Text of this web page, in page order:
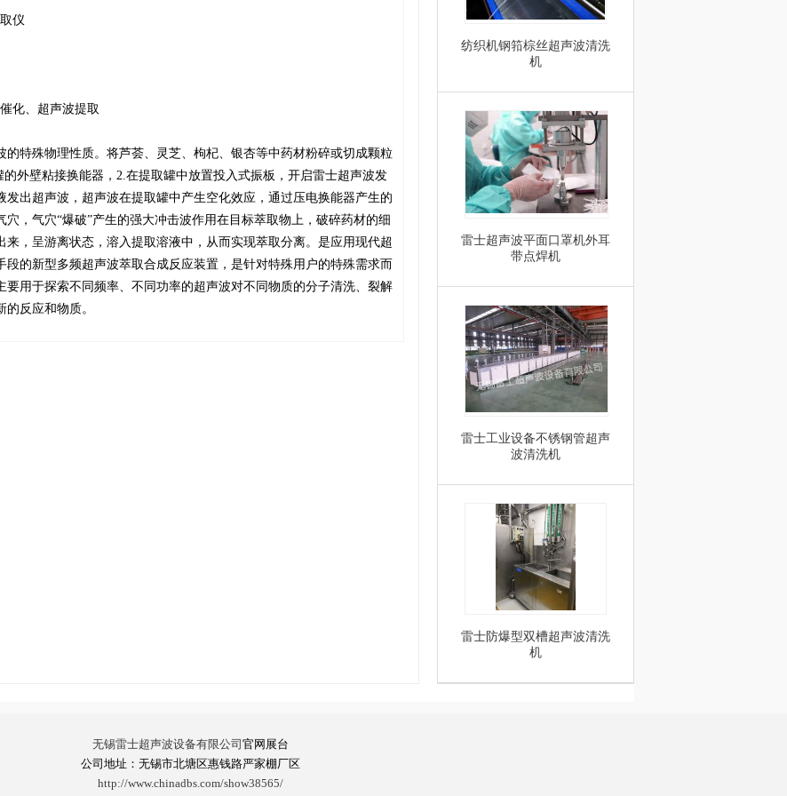
仪
化、超声波提取
特殊物理性质。将芦荟、灵芝、枸杞、银杏等中药材粉碎或切成颗粒
外壁粘接换能器，2.在提取罐中放置投入式振板，开启雷士超声波发
出超声波，超声波在提取罐中产生空化效应，通过压电换能器产生的
，气穴“爆破”产生的强大冲击波作用在目标萃取物上，破碎药材的细
，呈游离状态，溶入提取溶液中，从而实现萃取分离。是应用现代超
的新型多频超声波萃取合成反应装置，是针对特殊用户的特殊需求而
用于探索不同频率、不同功率的超声波对不同物质的分子清洗、裂解
反应和物质。
纺织机钢筘棕丝超声波清洗
机
雷士超声波平面口罩机外耳
带点焊机
雷士工业设备不锈钢管超声
波清洗机
雷士防爆型双槽超声波清洗
机
无锡雷士超声波设备有限公司 官网展台
公司地址：无锡市北塘区惠钱路严家棚厂区
http://www.chinadbs.com/show38565/